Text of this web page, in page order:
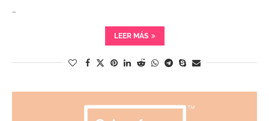
…
LEER MÁS